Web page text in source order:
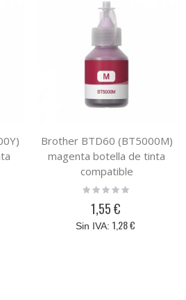
Brother BTD60 (BT5000M)
magenta botella de tinta
compatible
Rating:
1,55 €
1,28 €